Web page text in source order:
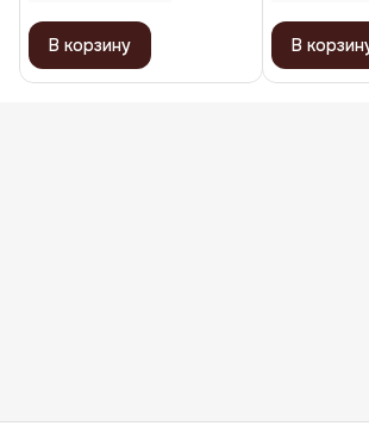
В корзину В